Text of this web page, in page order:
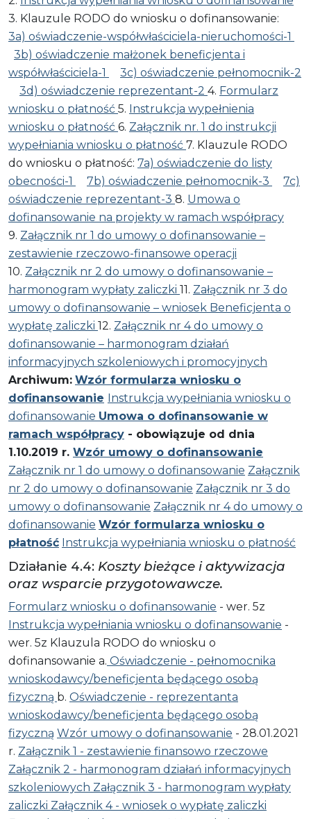
3. Klauzule RODO do wniosku o dofinansowanie:
3a) oświadczenie-współwłaściciela-nieruchomości-1
3b) oświadczenie małżonek beneficjenta i
współwłaściciela-1
3c) oświadczenie pełnomocnik-2
3d) oświadczenie reprezentant-2 4. Formularz
wniosku o płatność 5. Instrukcja wypełnienia
wniosku o płatność 6. Załącznik nr. 1 do instrukcji
wypełniania wniosku o płatność 7. Klauzule RODO
do wniosku o płatność: 7a) oświadczenie do listy
obecności-1
7b) oświadczenie pełnomocnik-3
7c)
oświadczenie reprezentant-3 8. Umowa o
dofinansowanie na projekty w ramach współpracy
9. Załącznik nr 1 do umowy o dofinansowanie –
zestawienie rzeczowo-finansowe operacji
10. Załącznik nr 2 do umowy o dofinansowanie –
harmonogram wypłaty zaliczki 11. Załącznik nr 3 do
umowy o dofinansowanie – wniosek Beneficjenta o
wypłatę zaliczki 12. Załącznik nr 4 do umowy o
dofinansowanie – harmonogram działań
informacyjnych szkoleniowych i promocyjnych
Archiwum: Wzór formularza wniosku o
dofinansowanie Instrukcja wypełniania wniosku o
dofinansowanie Umowa o dofinansowanie w
ramach współpracy - obowiązuje od dnia
1.10.2019 r. Wzór umowy o dofinansowanie
Załącznik nr 1 do umowy o dofinansowanie Załącznik
nr 2 do umowy o dofinansowanie Załącznik nr 3 do
umowy o dofinansowanie Załącznik nr 4 do umowy o
dofinansowanie Wzór formularza wniosku o
płatność Instrukcja wypełniania wniosku o płatność
Działanie 4.4: Koszty bieżące i aktywizacja
oraz wsparcie przygotowawcze.
Formularz wniosku o dofinansowanie - wer. 5z
Instrukcja wypełniania wniosku o dofinansowanie -
wer. 5z Klauzula RODO do wniosku o
dofinansowanie a. Oświadczenie - pełnomocnika
wnioskodawcy/beneficjenta będącego osobą
fizyczną b. Oświadczenie - reprezentanta
wnioskodawcy/beneficjenta będącego osobą
fizyczną Wzór umowy o dofinansowanie - 28.01.2021
r. Załącznik 1 - zestawienie finansowo rzeczowe
Załącznik 2 - harmonogram działań informacyjnych
szkoleniowych Załącznik 3 - harmonogram wypłaty
zaliczki Załącznik 4 - wniosek o wypłatę zaliczki